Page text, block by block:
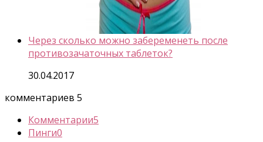
Через сколько можно забеременеть после
противозачаточных таблеток?
30.04.2017
комментариев 5
Комментарии5
Пинги0